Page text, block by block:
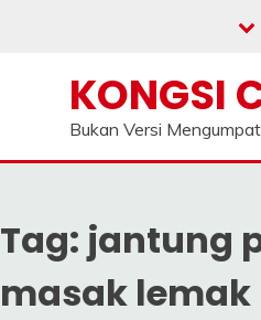
KONGSI
Bukan Versi
Tag: jantung
masak lemak